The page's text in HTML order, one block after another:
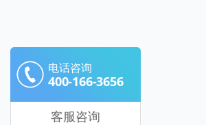
电话咨询
400-166-3656
客服咨询